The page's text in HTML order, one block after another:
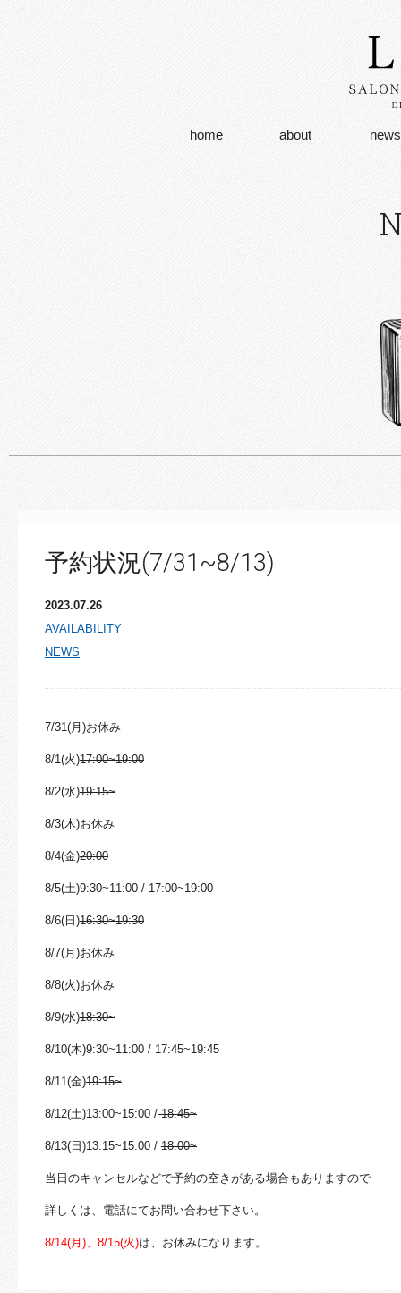
home about news
予約状況(7/31~8/13)
2023.07.26
AVAILABILITY
NEWS
7/31(月)お休み
8/1(火)17:00~19:00
8/2(水)19:15~
8/3(木)お休み
8/4(金)20:00
8/5(土)9:30~11:00 / 17:00~19:00
8/6(日)16:30~19:30
8/7(月)お休み
8/8(火)お休み
8/9(水)18:30~
8/10(木)9:30~11:00 / 17:45~19:45
8/11(金)19:15~
8/12(土)13:00~15:00 /18:45~
8/13(日)13:15~15:00 / 18:00~
当日のキャンセルなどで予約の空きがある場合もありますので
詳しくは、電話にてお問い合わせ下さい。
8/14(月)、8/15(火)は、お休みになります。